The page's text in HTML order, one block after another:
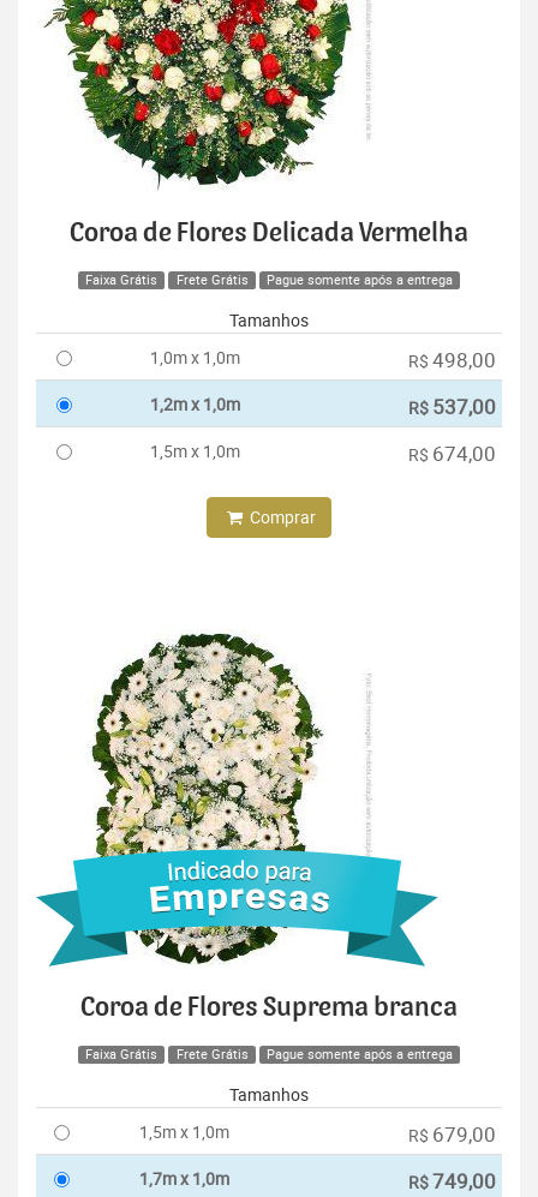
Coroa de Flores Delicada Vermelha
Faixa Grátis Frete Grátis Pague somente após a entrega
Tamanhos
1,0m x 1,0m
R$ 498,00
1,2m x 1,0m R$ 537,00
1,5m x 1,0m R$ 674,00
Comprar
Coroa de Flores Suprema branca
Faixa Grátis Frete Grátis Pague somente após a entrega
Tamanhos
1,5m x 1,0m
R$ 679,00
1,7m x 1,0m R$749,00